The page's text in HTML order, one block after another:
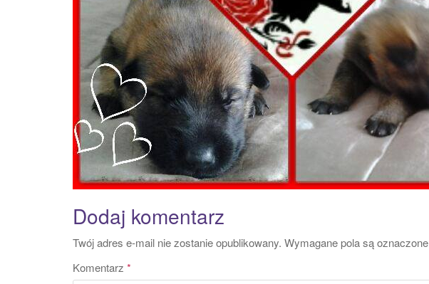
Dodaj komentarz
Twój adres e-mail nie zostanie opublikowany. Wymagane pola są oznaczone
Komentarz *